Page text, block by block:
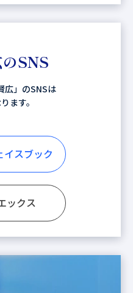
SNS
広」のSNSは
ます。
イスブック
ックス